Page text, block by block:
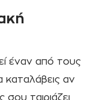
έναν από τους
καταλάβεις αν
ταιριάζει